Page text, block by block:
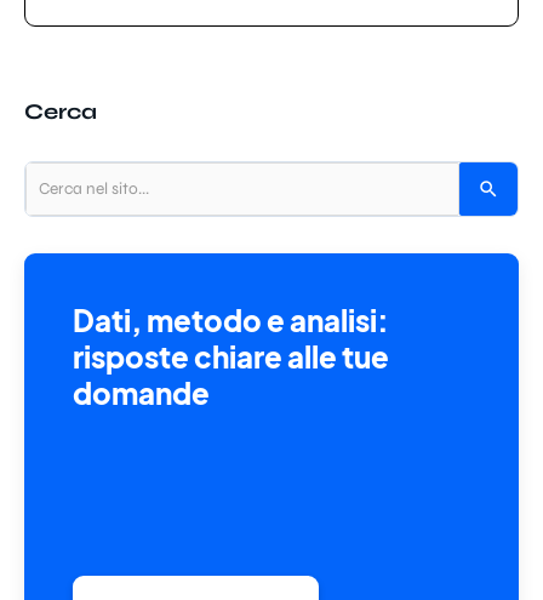
Cerca
Dati, metodo e analisi:
risposte chiare alle tue
domande